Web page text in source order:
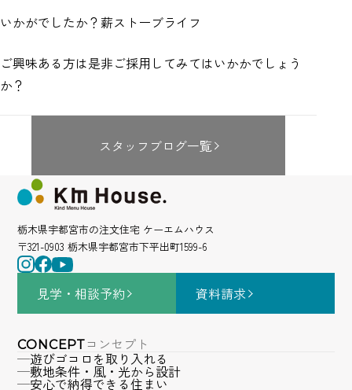
いかがでしたか？薪ストーブライフ
ご興味ある方は是非ご採用してみてはいかかでしょう
か？
スタッフブログ一覧
栃木県宇都宮市の注文住宅 ケーエムハウス
〒321-0903 栃木県宇都宮市下平出町1599-6
見学・相談予約 資料請求
CONCEPTコンセプト
遊びゴコロを取り入れる
敷地条件・風・光から設計
安心で納得できる住まい